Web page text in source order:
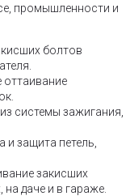
промышленности и
болтов
оттаивание
системы зажигания,
и защита петель,
закисших
даче и в гараже.